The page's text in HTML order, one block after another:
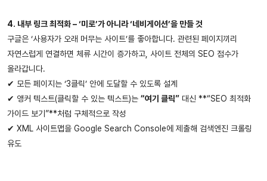
4. 내부 링크 최적화 – ‘미로’가 아니라 ‘네비게이션’을 만들 것
구글은 ‘사용자가 오래 머무는 사이트’를 좋아합니다. 관련된 페이지끼리
자연스럽게 연결하면 체류 시간이 증가하고, 사이트 전체의 SEO 점수가
올라갑니다.
✔ 모든 페이지는 ‘3클릭’ 안에 도달할 수 있도록 설계
✔ 앵커 텍스트(클릭할 수 있는 텍스트)는 “여기 클릭” 대신 **“SEO 최적화
가이드 보기”**처럼 구체적으로 작성
✔ XML 사이트맵을 Google Search Console에 제출해 검색엔진 크롤링
유도